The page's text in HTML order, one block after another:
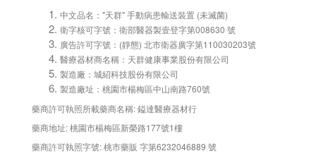
中文品名："天群" 手動病患輸送裝置 (未滅菌)
衛字核可字號：衛部醫器製壹登字第008630 號
廣告許可字號：(靜態) 北市衛器廣字第110030203號
醫療器材商名稱：天群健康事業股份有限公司
製造廠：城紹科技股份有限公司
製造廠址：桃園市楊梅區中山南路760號
藥商許可執照所載藥商名稱: 鎰達醫療器材行
藥商地址: 桃園市楊梅區新榮路177號1樓
藥商許可執照字號: 桃市藥販 字第6232046889 號